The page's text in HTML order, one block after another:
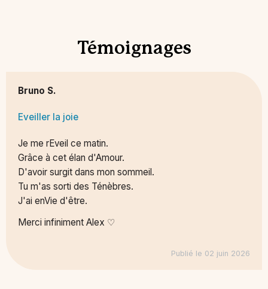
Témoignages
Bruno S.
Eveiller la joie
Je me rEveil ce matin.
Grâce à cet élan d'Amour.
D'avoir surgit dans mon sommeil.
Tu m'as sorti des Ténèbres.
J'ai enVie d'être.
Merci infiniment Alex ♡
Publié le 02 juin 2026